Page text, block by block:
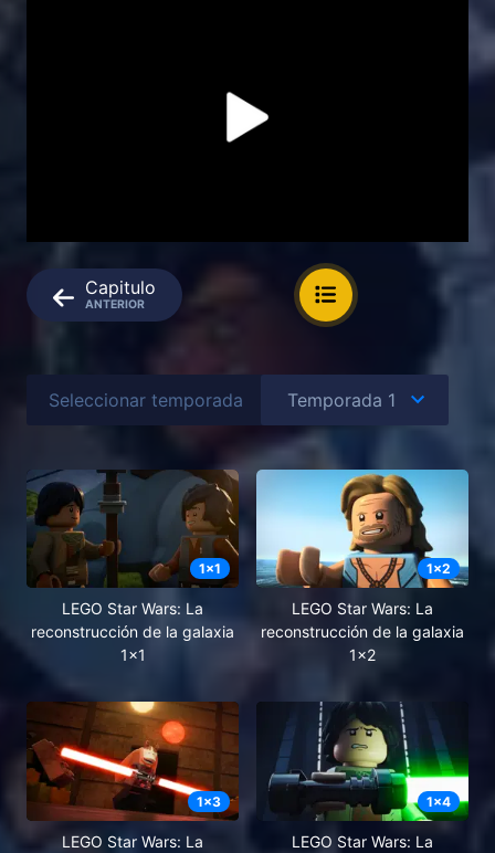
Capitulo
ANTERIOR
Seleccionar temporada
1x1
LEGO Star Wars: La
reconstrucción de la galaxia
1x1
1x2
LEGO Star Wars: La
reconstrucción de la galaxia
1x2
1x3
LEGO Star Wars: La
1x4
LEGO Star Wars: La